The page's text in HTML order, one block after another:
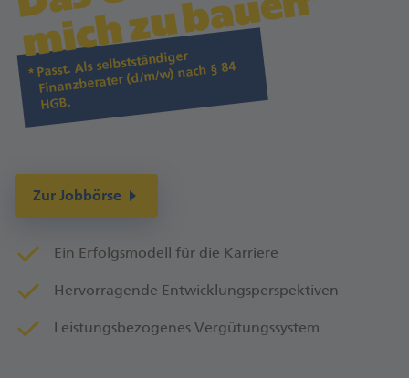
D
n
Passt. Als selbstständiger
Finanzberater (d/m/w) nach § 84
HGB.
Zur Jobbörse
Ein Erfolgsmodell für die Karriere
Hervorragende Entwicklungsperspektiven
Leistungsbezogenes Vergütungssystem